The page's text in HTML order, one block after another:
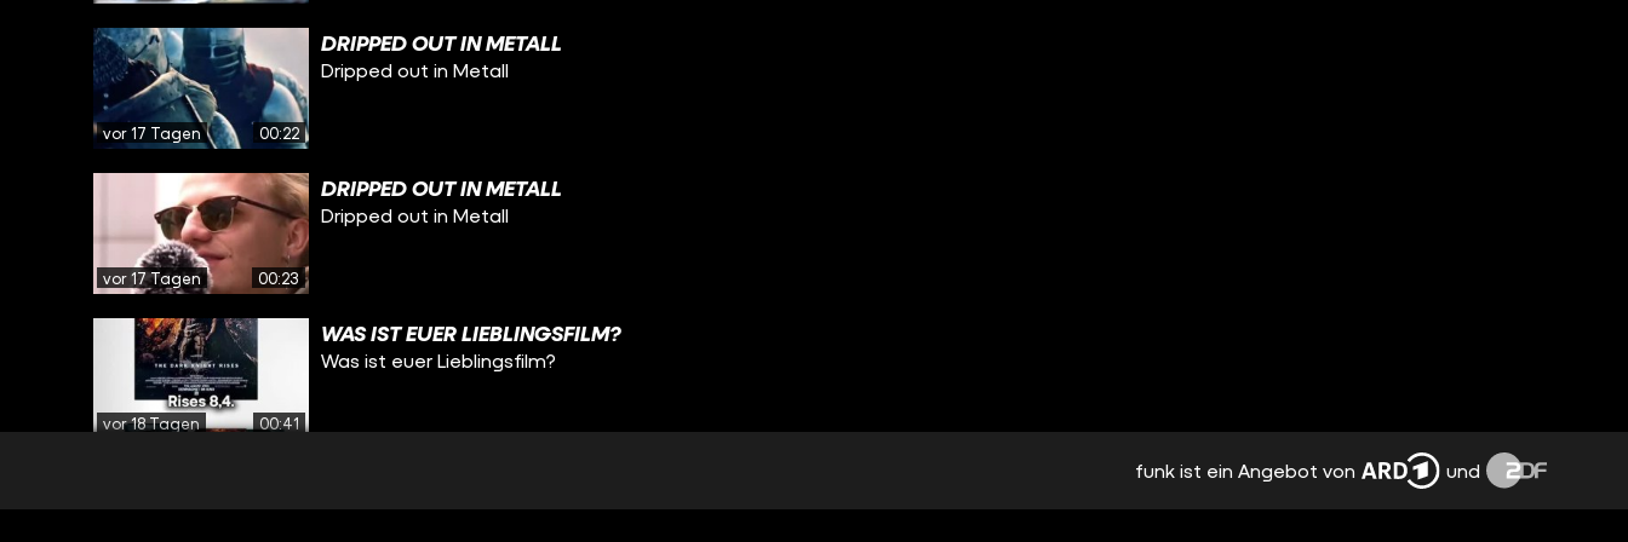
vor 17 Tagen 00:22
DRIPPED OUT IN METALL
Dripped out in Metall
vor 17 Tagen 00:23
DRIPPED OUT IN METALL
Dripped out in Metall
vor 18 Tagen 00:41
WAS IST EUER LIEBLINGSFILM?
Was ist euer Lieblingsfilm?
Was war euer Schnitt auf dem Zeugnis?
funk ist ein Angebot von und